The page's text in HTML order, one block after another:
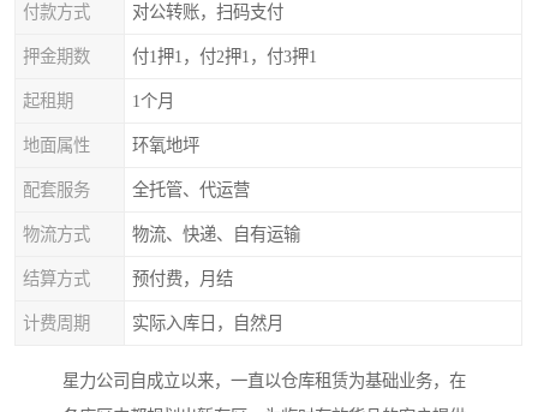
付款方式 对公转账，扫码支付
押金期数 付1押1，付2押1，付3押1
起租期 1个月
地面属性 环氧地坪
配套服务 全托管、代运营
物流方式 物流、快递、自有运输
结算方式 预付费，月结
计费周期 实际入库日，自然月
星力公司自成立以来，一直以仓库租赁为基础业务，在